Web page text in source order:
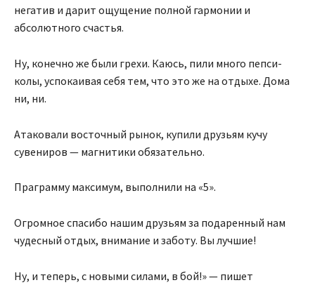
негатив и дарит ощущение полной гармонии и
абсолютного счастья.
Ну, конечно же были грехи. Каюсь, пили много пепси-
колы, успокаивая себя тем, что это же на отдыхе. Дома
ни, ни.
Атаковали восточный рынок, купили друзьям кучу
сувениров — магнитики обязательно.
Праграмму максимум, выполнили на «5».
Огромное спасибо нашим друзьям за подаренный нам
чудесный отдых, внимание и заботу. Вы лучшие!
Ну, и теперь, с новыми силами, в бой!» — пишет